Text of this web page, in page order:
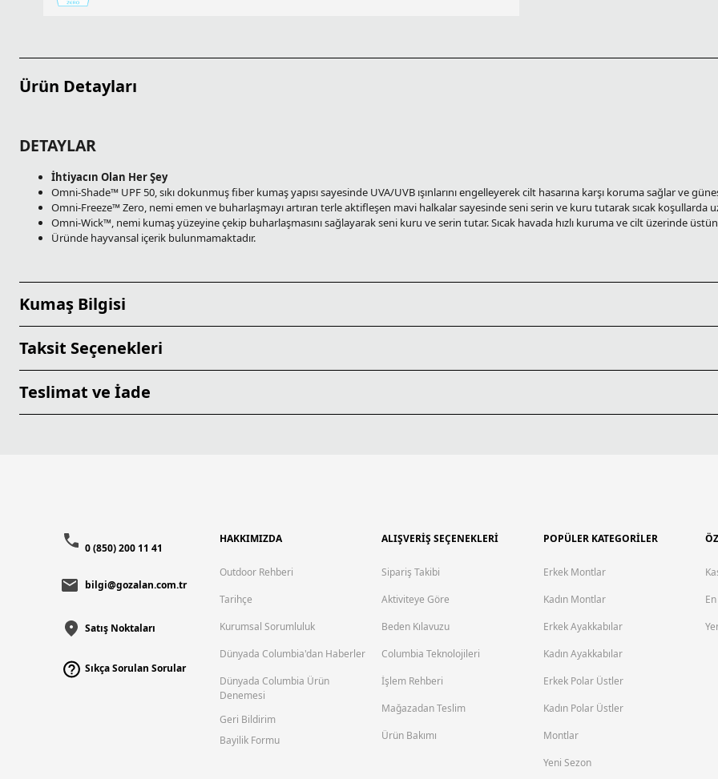
Ürün Detayları
DETAYLAR
İhtiyacın Olan Her Şey
Omni-Shade™ UPF 50, sıkı dokunmuş fiber kumaş yapısı sayesinde UVA/UVB ışınlarını engelleyerek cilt hasarına karşı koruma sağlar ve
Omni-Freeze™ Zero, nemi emen ve buharlaşmayı artıran terle aktifleşen mavi halkalar sayesinde seni serin ve kuru tutarak sıcak koşullarda
Omni-Wick™, nemi kumaş yüzeyine çekip buharlaşmasını sağlayarak seni kuru ve serin tutar. Sıcak havada hızlı kuruma ve cilt üzerinde
Üründe hayvansal içerik bulunmamaktadır.
Kumaş Bilgisi
Taksit Seçenekleri
Teslimat ve İade
0 (850) 200 11 41
bilgi@gozalan.com.tr
Satış Noktaları
Sıkça Sorulan Sorular
HAKKIMIZDA
Outdoor Rehberi
Tarihçe
Kurumsal Sorumluluk
Dünyada Columbia'dan Haberler
Dünyada Columbia Ürün
Denemesi
Geri Bildirim
Bayilik Formu
ALIŞVERİŞ SEÇENEKLERİ
Sipariş Takibi
Aktiviteye Göre
Beden Kılavuzu
Columbia Teknolojileri
İşlem Rehberi
Mağazadan Teslim
Ürün Bakımı
POPÜLER KATEGORİLER
Erkek Montlar
Kadın Montlar
Erkek Ayakkabılar
Kadın Ayakkabılar
Erkek Polar Üstler
Kadın Polar Üstler
Montlar
Yeni Sezon